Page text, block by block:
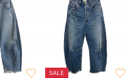
SALE